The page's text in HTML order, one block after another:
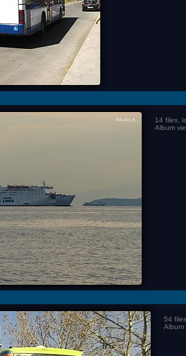
14 files,
Album
54
Album